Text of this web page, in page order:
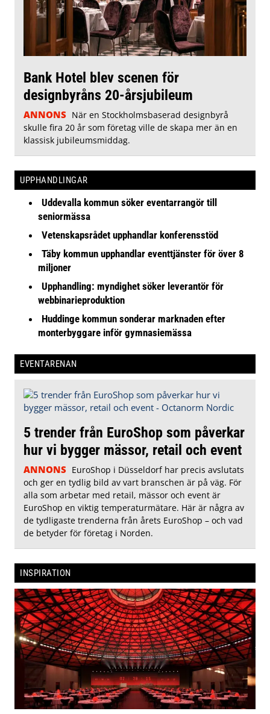
Bank Hotel blev scenen för
designbyråns 20-årsjubileum
ANNONS När en Stockholmsbaserad designbyrå
skulle fira 20 år som företag ville de skapa mer än en
klassisk jubileumsmiddag.
UPPHANDLINGAR
Uddevalla kommun söker eventarrangör till
seniormässa
Vetenskapsrådet upphandlar konferensstöd
Täby kommun upphandlar eventtjänster för över 8
miljoner
Upphandling: myndighet söker leverantör för
webbinarieproduktion
Huddinge kommun sonderar marknaden efter
monterbyggare inför gymnasiemässa
EVENTARENAN
5 trender från EuroShop som påverkar
hur vi bygger mässor, retail och event
ANNONS EuroShop i Düsseldorf har precis avslutats
och ger en tydlig bild av vart branschen är på väg. För
alla som arbetar med retail, mässor och event är
EuroShop en viktig temperaturmätare. Här är några av
de tydligaste trenderna från årets EuroShop – och vad
de betyder för företag i Norden.
INSPIRATION